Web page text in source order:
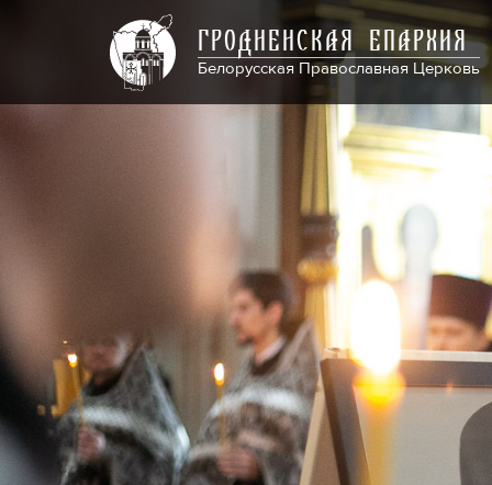
ГРОДНЕНСКАЯ ЕПАРХИЯ
Белорусская Православная Церковь